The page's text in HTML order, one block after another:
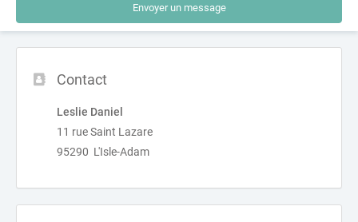
Envoyer un message
Contact
Leslie Daniel
11 rue Saint Lazare
95290 L'Isle-Adam